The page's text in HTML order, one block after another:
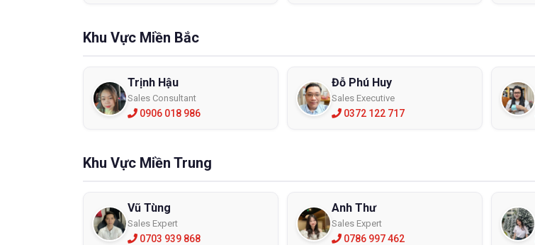
Khu Vực Miền Bắc
Trịnh Hậu
Sales Consultant
0906 018 986
Đỗ Phú Huy
Sales Executive
0372 122 717
Khu Vực Miền Trung
Vũ Tùng
Sales Expert
0703 939 868
Anh Thư
Sales Expert
0786 997 462